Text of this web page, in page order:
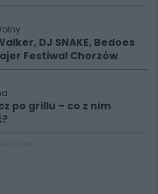
DJ SNAKE, Bedoes
Festiwal Chorzów
po grillu – co z nim